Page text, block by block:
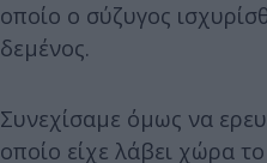
οποίο ο σύζυγος
δεμένος.
Συνεχίσαμε όμως να
οποίο είχε λάβει χώρα